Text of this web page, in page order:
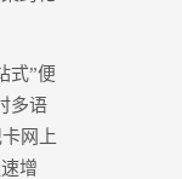
式”便
多语
网上
增